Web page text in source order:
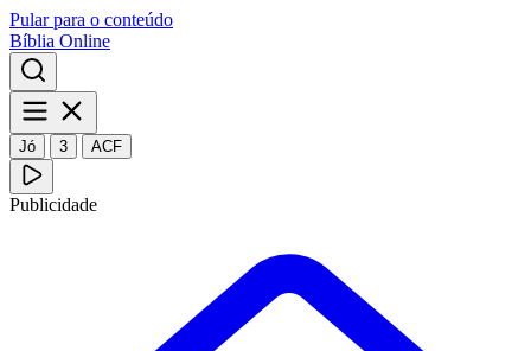
Pular para o conteúdo
Bíblia Online
Jó 3 ACF
Publicidade